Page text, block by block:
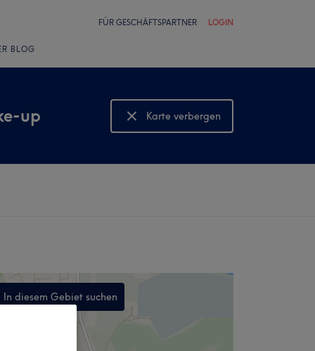
FÜR GESCHÄFTSPARTNER LOGIN
BLOG
up
Karte verbergen
Karte anzeigen
In diesem Gebiet suchen